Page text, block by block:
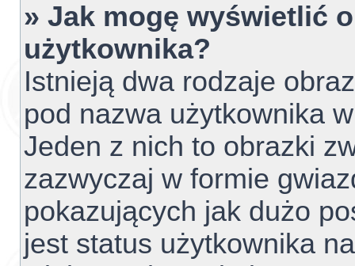
» Jak mogę wyświetlić
użytkownika?
Istnieją dwa rodzaje
pod nazwa użytkownika
Jeden z nich to obrazki
zazwyczaj w formie
pokazujących jak dużo
jest status użytkownika